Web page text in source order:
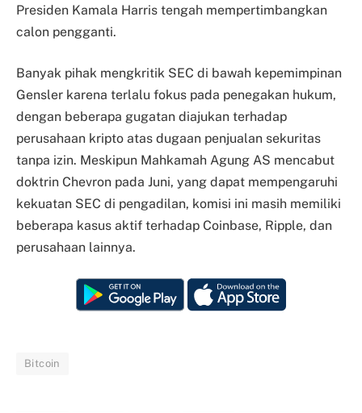
Presiden Kamala Harris tengah mempertimbangkan
calon pengganti.
Banyak pihak mengkritik SEC di bawah kepemimpinan
Gensler karena terlalu fokus pada penegakan hukum,
dengan beberapa gugatan diajukan terhadap
perusahaan kripto atas dugaan penjualan sekuritas
tanpa izin. Meskipun Mahkamah Agung AS mencabut
doktrin Chevron pada Juni, yang dapat mempengaruhi
kekuatan SEC di pengadilan, komisi ini masih memiliki
beberapa kasus aktif terhadap Coinbase, Ripple, dan
perusahaan lainnya.
Bitcoin